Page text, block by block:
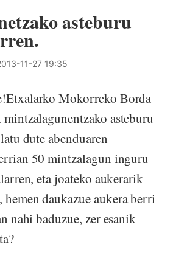
asteburu
11-27 19:35
Mokorreko Borda
asteburu
dute abenduaren
50 mintzalagun inguru
eta joateko aukerarik
hemen daukazue aukera berri
nahi baduzue, zer esanik